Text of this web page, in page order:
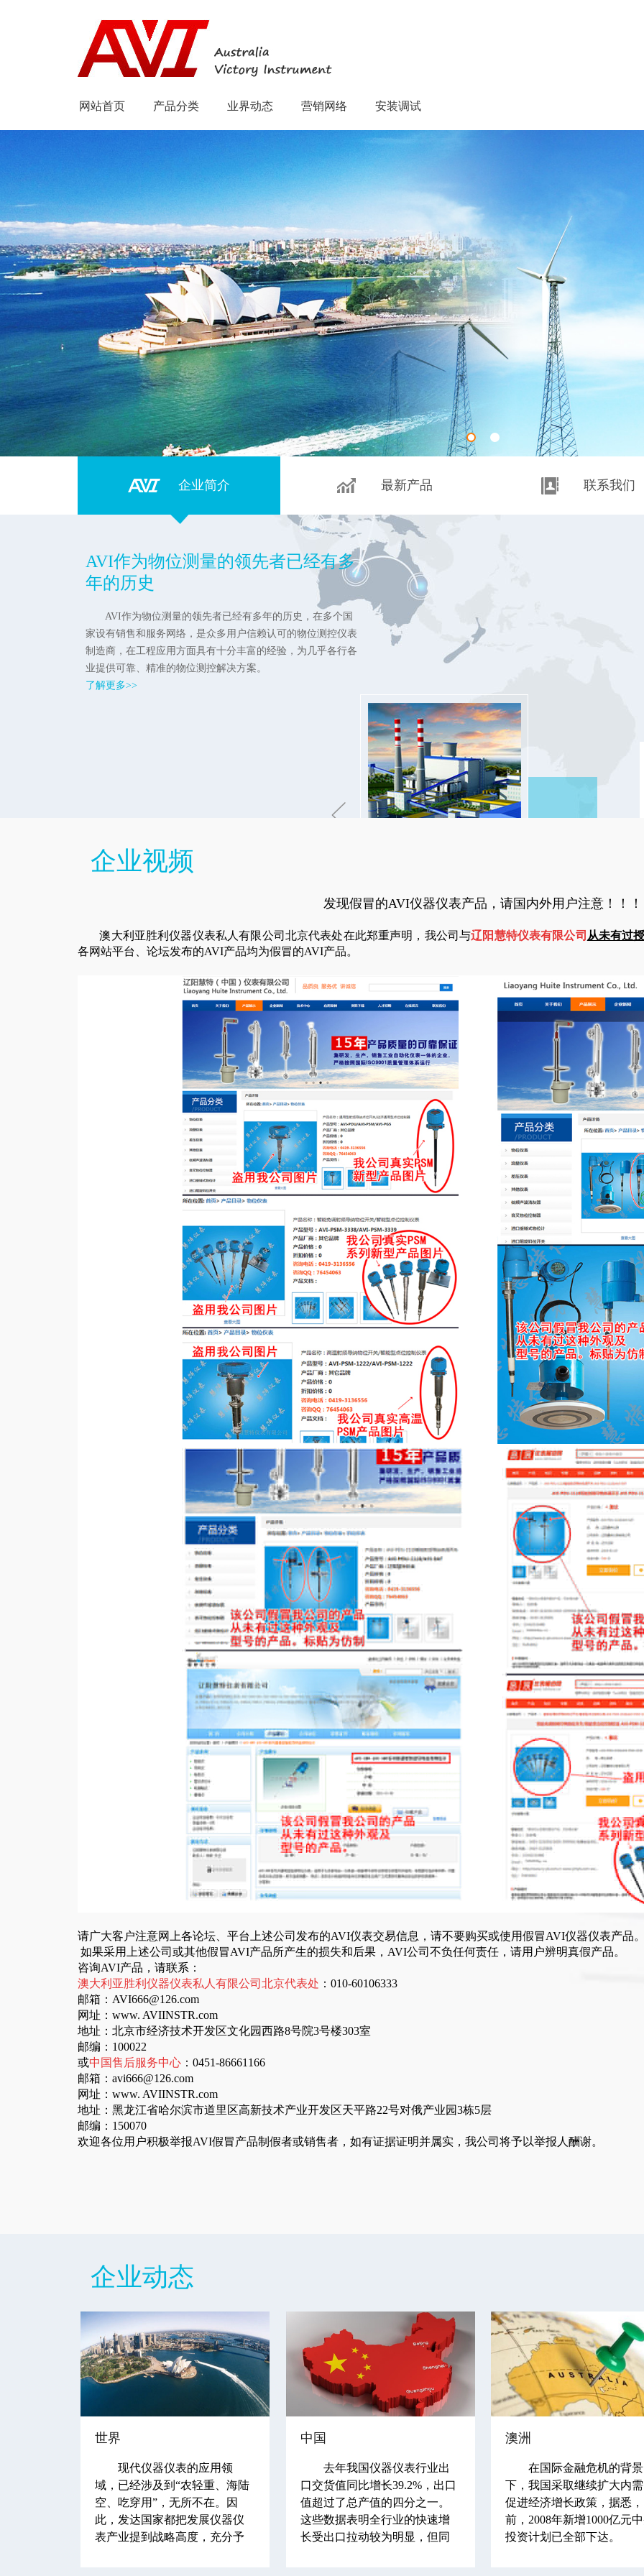
网站首页 产品分类 业界动态 营销网络 安装调试
企业简介 最新产品 联系我们
AVI作为物位测量的领先者已经有多
年的历史
AVI作为物位测量的领先者已经有多年的历史，在多个国
家设有销售和服务网络，是众多用户信赖认可的物位测控仪表
制造商，在工程应用方面具有十分丰富的经验，为几乎各行各
业提供可靠、精准的物位测控解决方案。
了解更多>>
企业视频
发现假冒的AVI仪器仪表产品，请国内外用户注意！！！
澳大利亚胜利仪器仪表私人有限公司北京代表处在此郑重声明，我公司与辽阳慧特仪表有限公司 从未有过
各网站平台、论坛发布的AVI产品均为假冒的AVI产品。
请广大客户注意网上各论坛、平台上述公司发布的AVI仪表交易信息，请不要购买或使用假冒AVI仪器仪表产品
如果采用上述公司或其他假冒AVI产品所产生的损失和后果，AVI公司不负任何责任，请用户辨明真假产品。
咨询AVI产品，请联系：
澳大利亚胜利仪器仪表私人有限公司北京代表处 ： 010-60106333
邮箱： AVI666@126.com
网址： www. AVIINSTR.com
地址：北京市经济技术开发区文化园西路8号院3号楼303室
邮编： 100022
或中国售后服务中心： 0451-86661166
邮箱： avi666@126.com
网址： www. AVIINSTR.com
地址： 黑龙江省哈尔滨市道里区高新技术产业开发区天平路22号对俄产业园3栋5层
邮编： 150070
欢迎各位用户积极举报AVI假冒产品制假者或销售者，如有证据证明并属实，我公司将予以举报人酬谢。
企业动态
世界
现代仪器仪表的应用领
域，已经涉及到“农轻重、海陆
空、吃穿用”，无所不在。因
此，发达国家都把发展仪器仪
表产业提到战略高度，充分予
中国
去年我国仪器仪表行业出
口交货值同比增长39.2%，出口
值超过了总产值的四分之一。
这些数据表明全行业的快速增
长受出口拉动较为明显，但同
澳洲
在国际金融危机的背景
下，我国采取继续扩大内
促进经济增长政策，据悉
前，2008年新增1000亿元
投资计划已全部下达。